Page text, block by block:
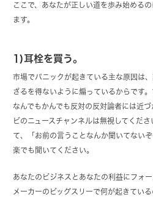
ここで、あなたが正しい道を歩み始める
ます。
1)耳栓を買う。
市場でパニックが起きている主な原因は
ざるを得ないように煽っているからです
なんでもかんでも反対の反対論者には近
ビのニュースチャンネルは無視してくだ
て、「お前の言うことなんか聞いてない
楽でも聞いてください。
あなたのビジネスとあなたの利益にフォ
メーカーのビッグスリーで何が起きてい